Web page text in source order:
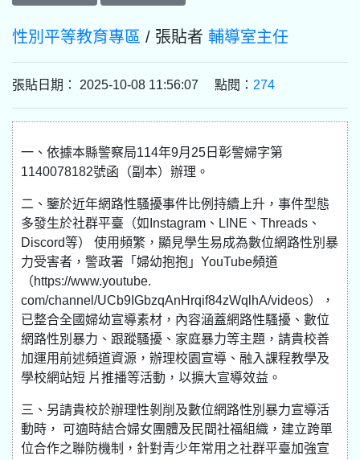
性別平等教育專區 / 張貼者 輔導室主任
張貼日期： 2025-10-08 11:56:07 點閱： 274
一、依據本縣警察局114年9月25日彰警婦字第
1140078182號函（副本）辦理。
二、鑒於近年網路性騷擾事件比例持續上升，事件型態
多發生於社群平臺（如Instagram、LINE、Threads、
Discord等） 使用頻繁，顯見學生易成為數位網路性別暴
力受害者，警政署「婦幼抱抱」YouTube頻道
（https://www.youtube.
com/channel/UCb9IGbzqAnHrqif84zWqlhA/videos），
已整合全國婦幼宣導素材，內容涵蓋網路性騷擾、數位
網路性別暴力、跟蹤騷擾、家庭暴力等主題，請貴校善
加運用前述頻道資源，辦理校園宣導、融入課程教學及
學校網站短 片推播等活動，以擴大宣導效益。
三、另請貴校於辦理性剝削及數位網路性別暴力宣導活
動時， 可適時結合婦女團體及民間社福組織，建立跨單
位合作之聯防機制，針對青少年常用之社群平臺加強宣